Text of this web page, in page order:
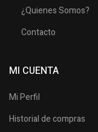
¿Quienes Somos?
Contacto
MI CUENTA
Mi Perfil
Historial de compras